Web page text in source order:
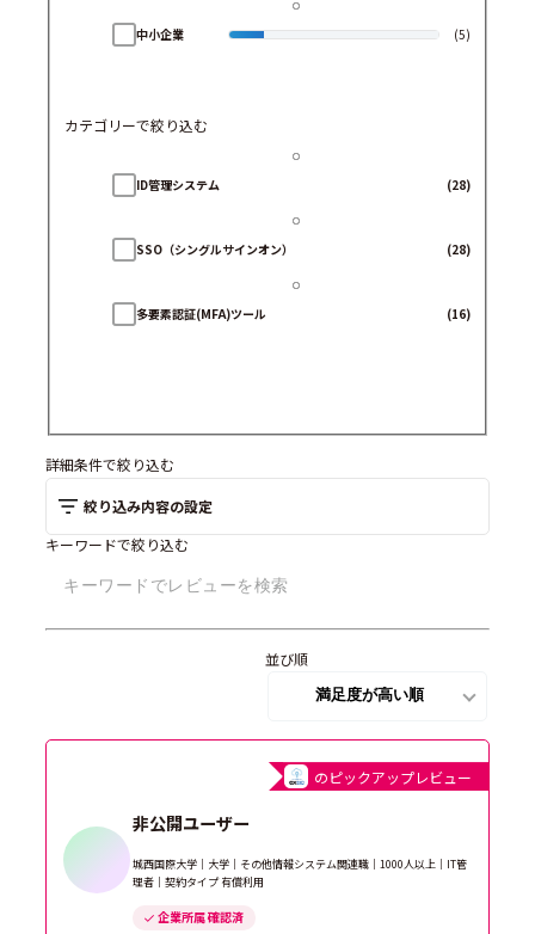
中小企業 (5)
カテゴリーで絞り込む
ID管理システム (28)
SSO（シングルサインオン） (28)
多要素認証(MFA)ツール (16)
詳細条件で絞り込む
絞り込み内容の設定
キーワードで絞り込む
並び順
のピックアップレビュー
非公開ユーザー
城西国際大学｜大学｜その他情報システム関連職｜1000人以上｜IT管
理者｜契約タイプ 有償利用
企業所属 確認済